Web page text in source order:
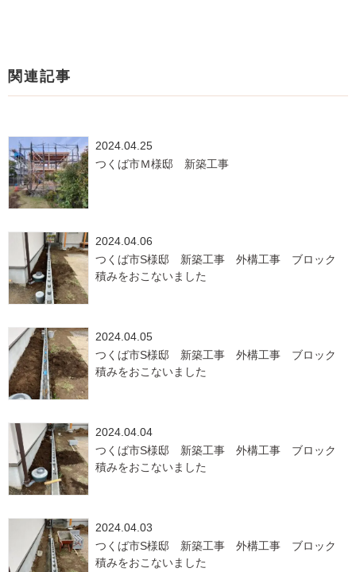
関連記事
2024.04.25
つくば市Ｍ様邸 新築工事
2024.04.06
つくば市S様邸 新築工事 外構工事 ブロック
積みをおこないました
2024.04.05
つくば市S様邸 新築工事 外構工事 ブロック
積みをおこないました
2024.04.04
つくば市S様邸 新築工事 外構工事 ブロック
積みをおこないました
2024.04.03
つくば市S様邸 新築工事 外構工事 ブロック
積みをおこないました